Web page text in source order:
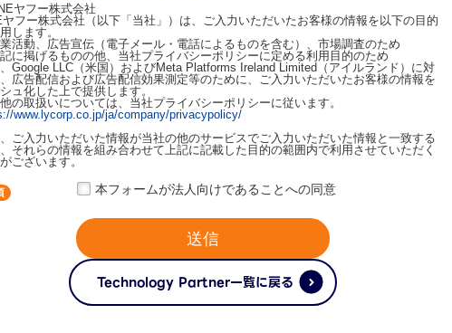
ヤフー株式会社
ヤフー株式会社（以下「当社」）は、ご入力いただいたお客様の情報を以下の目的
します。
活動、広告宣伝（電子メール・電話によるものを含む）、市場調査のため
に掲げるものの他、当社プライバシーポリシーに定める利用目的のため
Google LLC（米国）およびMeta Platforms Ireland Limited（アイルランド）に対
広告配信および広告配信効果測定等のために、ご入力いただいたお客様の情報を
ュ化した上で提供します。
の取扱いについては、当社プライバシーポリシーに従います。
www.lycorp.co.jp/ja/company/privacypolicy/
ご入力いただいた情報が当社の他のサービスでご入力いただいた情報と一致する
それらの情報を組み合わせて上記に記載した目的の範囲内で利用させていただく
ございます。
本フォームが法人向けであることへの同意
送信
Technology Partner一覧に戻る